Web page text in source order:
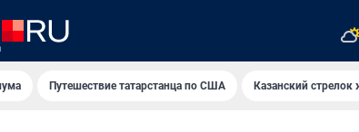
Путешествие татарстанца по США Казанский стрелок